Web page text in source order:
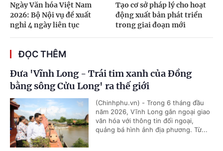
Ngày Văn hóa Việt Nam
2026: Bộ Nội vụ đề xuất
nghỉ 4 ngày liên tục
Tạo cơ sở pháp lý cho hoạt
động xuất bản phát triển
trong giai đoạn mới
ĐỌC THÊM
Đưa 'Vĩnh Long - Trái tim xanh của Đồng
bằng sông Cửu Long' ra thế giới
(Chinhphu.vn) - Trong 6 tháng đầu
năm 2026, Vĩnh Long gắn ngoại giao
văn hóa với thông tin đối ngoại,
quảng bá hình ảnh địa phương. Từ...